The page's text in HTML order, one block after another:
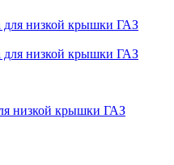
низкой крышки ГАЗ